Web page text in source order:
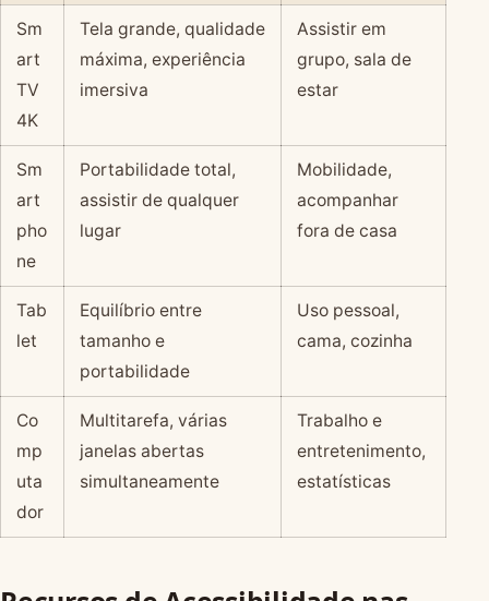
Sm
art
TV
4K
Tela grande, qualidade
máxima, experiência
imersiva
Assistir em
grupo, sala de
estar
Sm
art
pho
ne
Portabilidade total,
assistir de qualquer
lugar
Mobilidade,
acompanhar
fora de casa
Tab
let
Equilíbrio entre
tamanho e
portabilidade
Uso pessoal,
cama, cozinha
Co
mp
uta
dor
Multitarefa, várias
janelas abertas
simultaneamente
Trabalho e
entretenimento,
estatísticas